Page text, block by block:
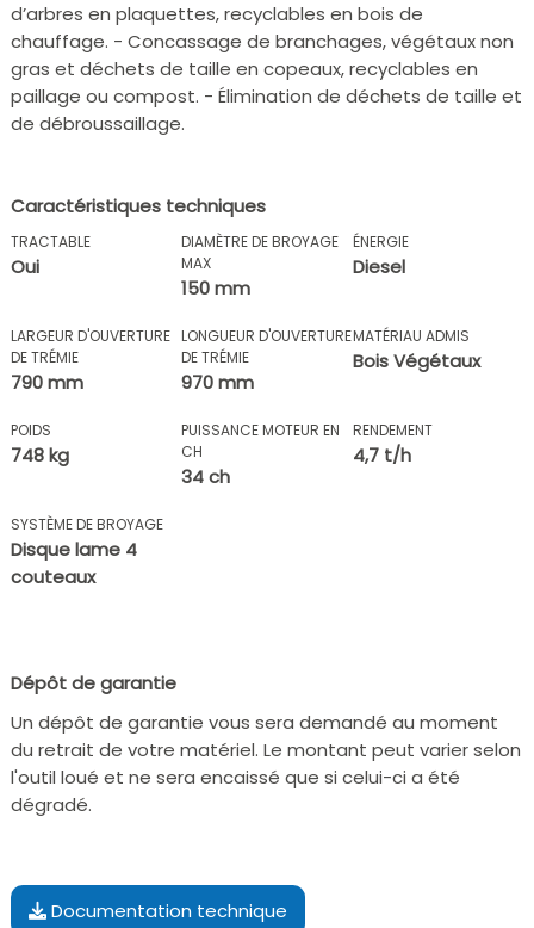
d’arbres en plaquettes, recyclables en bois de
chauffage. - Concassage de branchages, végétaux non
gras et déchets de taille en copeaux, recyclables en
paillage ou compost. - Élimination de déchets de taille et
de débroussaillage.
Caractéristiques techniques
TRACTABLE
Oui
DIAMÈTRE DE BROYAGE
MAX
150 mm
ÉNERGIE
Diesel
LARGEUR D'OUVERTURE
DE TRÉMIE
790 mm
LONGUEUR D'OUVERTURE
DE TRÉMIE
970 mm
MATÉRIAU ADMIS
Bois Végétaux
POIDS
748 kg
PUISSANCE MOTEUR EN
CH
34 ch
RENDEMENT
4,7 t/h
SYSTÈME DE BROYAGE
Disque lame 4
couteaux
Dépôt de garantie
Un dépôt de garantie vous sera demandé au moment
du retrait de votre matériel. Le montant peut varier selon
l'outil loué et ne sera encaissé que si celui-ci a été
dégradé.
Documentation technique